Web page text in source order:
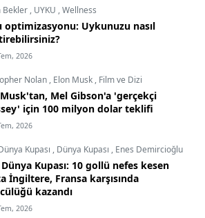
Bekler , UYKU ,Wellness
optimizasyonu: Uykunuzu nasıl
2026
Nolan , Elon Musk , Film ve Dizi
Mel Gibson'a 'gerçekçi
için 100 milyon dolar teklifi
2026
Kupası , Dünya Kupası , Enes Demircioğlu
Kupası: 10 gollü nefes kesen
İngiltere, Fransa karşısında
kazandı
2026